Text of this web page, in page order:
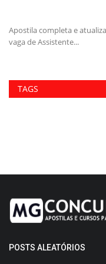
Apostila completa e
vaga de Assistente...
TAGS
POSTS ALEATÓRIOS